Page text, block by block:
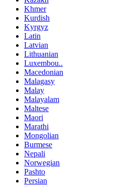
Khmer
Kurdish
Kyrgyz
Latin
Latvian
Lithuanian
Luxembou..
Macedonian
Malagasy
Malay
Malayalam
Maltese
Maori
Marathi
Mongolian
Burmese
Nepali
Norwegian
Pashto
Persian